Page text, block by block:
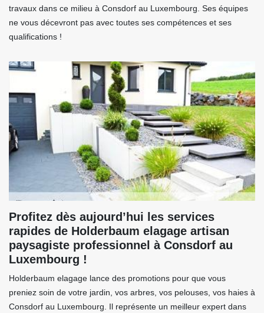
travaux dans ce milieu à Consdorf au Luxembourg. Ses équipes
ne vous décevront pas avec toutes ses compétences et ses
qualifications !
Profitez dès aujourd’hui les services
rapides de Holderbaum elagage artisan
paysagiste professionnel à Consdorf au
Luxembourg !
Holderbaum elagage lance des promotions pour que vous
preniez soin de votre jardin, vos arbres, vos pelouses, vos haies à
Consdorf au Luxembourg. Il représente un meilleur expert dans